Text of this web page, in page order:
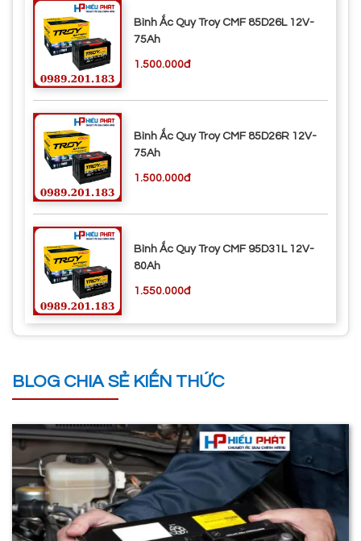
Bình Ắc Quy Troy CMF 85D26L 12V-
75Ah
1.500.000đ
Bình Ắc Quy Troy CMF 85D26R 12V-
75Ah
1.500.000đ
Bình Ắc Quy Troy CMF 95D31L 12V-
80Ah
1.550.000đ
BLOG CHIA SẺ KIẾN THỨC